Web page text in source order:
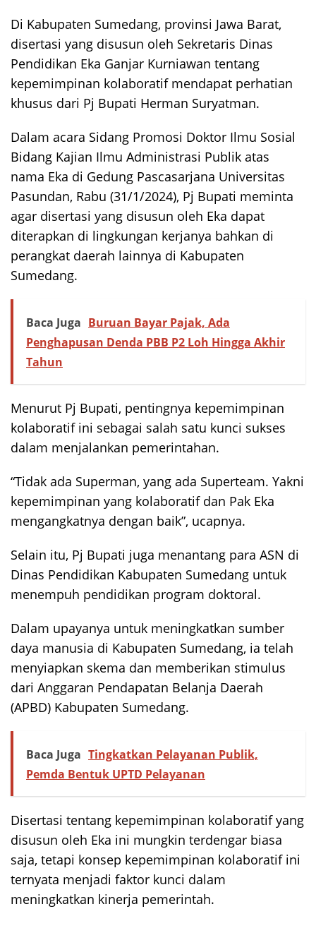
Di Kabupaten Sumedang, provinsi Jawa Barat,
disertasi yang disusun oleh Sekretaris Dinas
Pendidikan Eka Ganjar Kurniawan tentang
kepemimpinan kolaboratif mendapat perhatian
khusus dari Pj Bupati Herman Suryatman.
Dalam acara Sidang Promosi Doktor Ilmu Sosial
Bidang Kajian Ilmu Administrasi Publik atas
nama Eka di Gedung Pascasarjana Universitas
Pasundan, Rabu (31/1/2024), Pj Bupati meminta
agar disertasi yang disusun oleh Eka dapat
diterapkan di lingkungan kerjanya bahkan di
perangkat daerah lainnya di Kabupaten
Sumedang.
Baca Juga Buruan Bayar Pajak, Ada
Penghapusan Denda PBB P2 Loh Hingga Akhir
Tahun
Menurut Pj Bupati, pentingnya kepemimpinan
kolaboratif ini sebagai salah satu kunci sukses
dalam menjalankan pemerintahan.
“Tidak ada Superman, yang ada Superteam. Yakni
kepemimpinan yang kolaboratif dan Pak Eka
mengangkatnya dengan baik”, ucapnya.
Selain itu, Pj Bupati juga menantang para ASN di
Dinas Pendidikan Kabupaten Sumedang untuk
menempuh pendidikan program doktoral.
Dalam upayanya untuk meningkatkan sumber
daya manusia di Kabupaten Sumedang, ia telah
menyiapkan skema dan memberikan stimulus
dari Anggaran Pendapatan Belanja Daerah
(APBD) Kabupaten Sumedang.
Baca Juga Tingkatkan Pelayanan Publik,
Pemda Bentuk UPTD Pelayanan
Disertasi tentang kepemimpinan kolaboratif yang
disusun oleh Eka ini mungkin terdengar biasa
saja, tetapi konsep kepemimpinan kolaboratif ini
ternyata menjadi faktor kunci dalam
meningkatkan kinerja pemerintah.